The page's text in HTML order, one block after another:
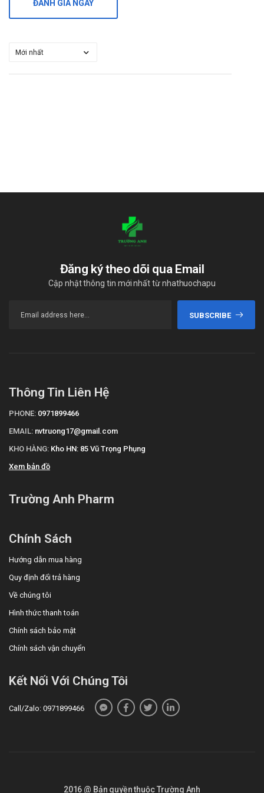
mang tới cho bạn, luôn đồng hành cùng bạn trên chặng đường
chăm sóc sức khỏe”.
ĐÁNH GIÁ NGAY
Đăng ký theo dõi qua Email
Cập nhật thông tin mới nhất từ nhathuochapu
SUBSCRIBE
Thông Tin Liên Hệ
PHONE: 0971899466
EMAIL: nvtruong17@gmail.com
KHO HÀNG: Kho HN: 85 Vũ Trọng Phụng
Xem bản đồ
Trường Anh Pharm
Chính Sách
Hướng dẫn mua hàng
Quy định đổi trả hàng
Về chúng tôi
Hình thức thanh toán
Chính sách bảo mật
Chính sách vận chuyển
Kết Nối Với Chúng Tôi
Call/Zalo: 0971899466
2016 @ Bản quyền thuộc Trường Anh